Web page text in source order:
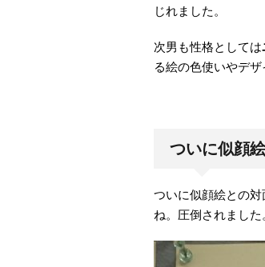
じれました。
次男も性格としては
る絵の色使いやデ
ついに似顔
ついに似顔絵との
ね。圧倒されました